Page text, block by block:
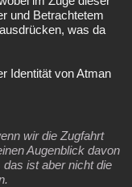
und Betrachtetem
was da
Identität von Atman
wir die Zugfahrt
Augenblick davon
ist aber nicht die